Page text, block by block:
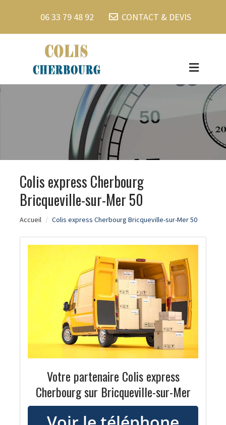
06 33 79 48 92 CONTACT & DEVIS
Colis express Cherbourg
Bricqueville-sur-Mer 50
Accueil Colis express Cherbourg Bricqueville-sur-Mer 50
Votre partenaire Colis express
Cherbourg sur Bricqueville-sur-Mer